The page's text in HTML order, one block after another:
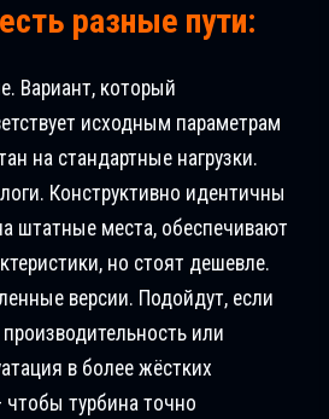
разные пути:
Вариант, который
исходным параметрам
на стандартные нагрузки.
Конструктивно идентичны
штатные места, обеспечивают
но стоят дешевле.
версии. Подойдут, если
или
в более жёстких
турбина точно